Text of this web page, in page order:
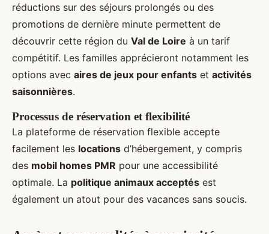
réductions sur des séjours prolongés ou des
promotions de dernière minute permettent de
découvrir cette région du Val de Loire à un tarif
compétitif. Les familles apprécieront notamment les
options avec aires de jeux pour enfants et activités
saisonnières.
Processus de réservation et flexibilité
La plateforme de réservation flexible accepte
facilement les locations d’hébergement, y compris
des mobil homes PMR pour une accessibilité
optimale. La politique animaux acceptés est
également un atout pour des vacances sans soucis.